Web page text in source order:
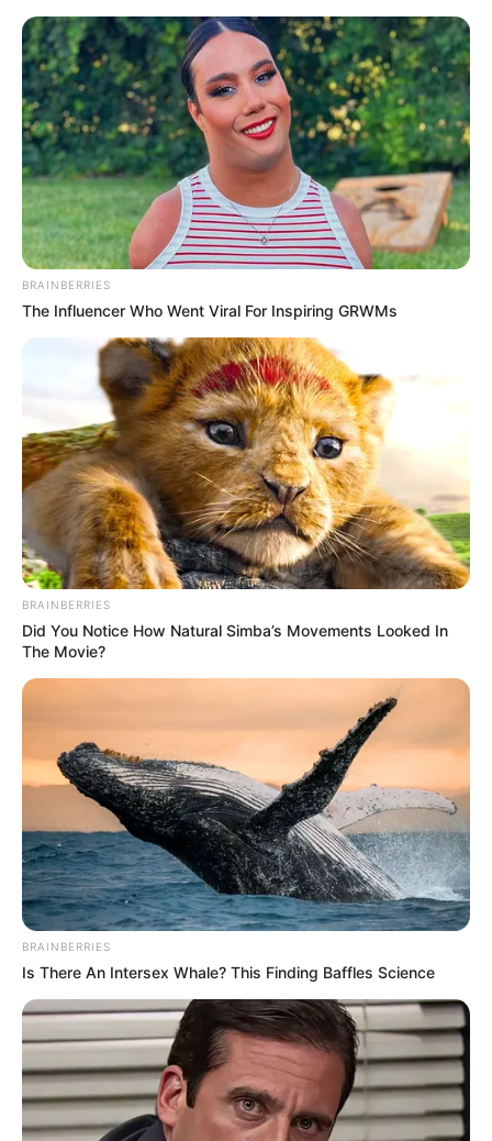
BRAINBERRIES
The Influencer Who Went Viral For Inspiring GRWMs
BRAINBERRIES
Did You Notice How Natural Simba’s Movements Looked In
The Movie?
BRAINBERRIES
Is There An Intersex Whale? This Finding Baffles Science